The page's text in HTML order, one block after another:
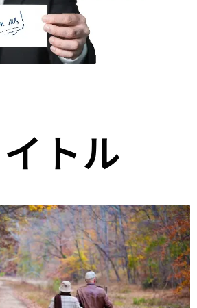
トル